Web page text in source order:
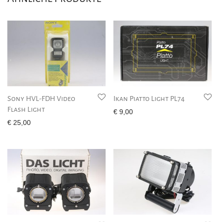
Sony HVL-FDH Video
Flash Light
€ 25,00
Ikan Piatto Light PL74
€ 9,00